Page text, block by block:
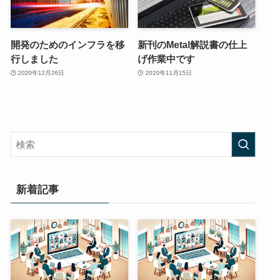
開発のためのインフラを移
行しました
2020年12月26日
新刊のMetal解説書の仕上
げ作業中です
2020年11月15日
新着記事